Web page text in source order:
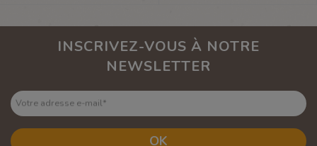
INSCRIVEZ-VOUS À NOTRE
NEWSLETTER
Votre adresse e-mail*
OK